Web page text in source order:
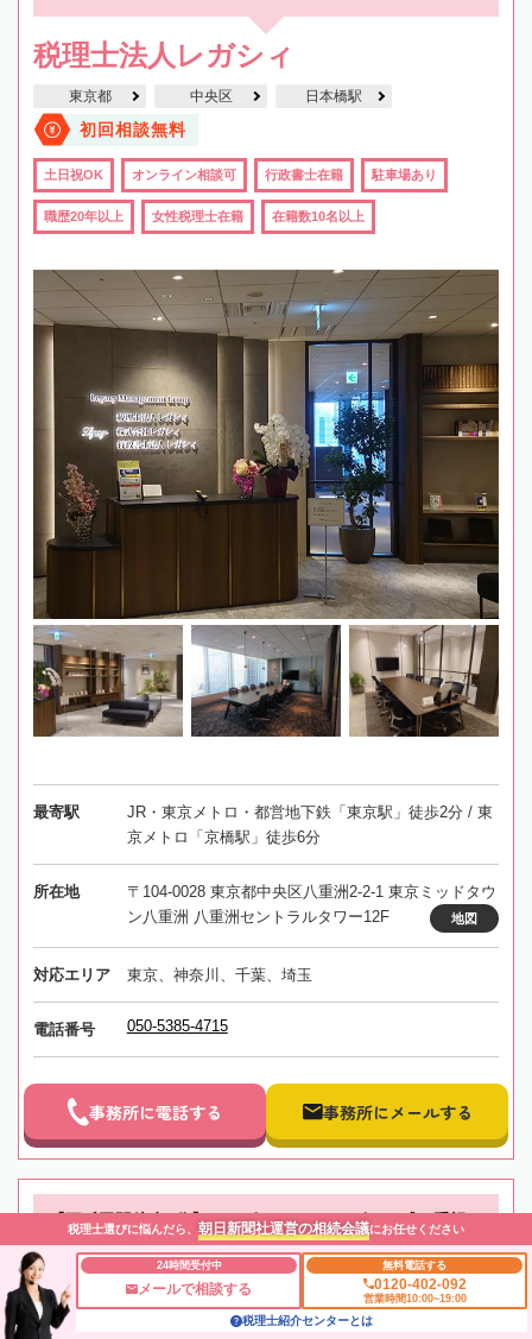
税理士法人レガシィ
東京都 中央区 日本橋駅
初回相談無料
土日祝OK オンライン相談可 行政書士在籍 駐車場あり
職歴20年以上 女性税理士在籍 在籍数10名以上
最寄駅
JR・東京メトロ・都営地下鉄「東京駅」徒歩2分 / 東
京メトロ「京橋駅」徒歩6分
所在地
〒104-0028 東京都中央区八重洲2-2-1 東京ミッドタウ
ン八重洲 八重洲セントラルタワー12F
地図
対応エリア 東京、神奈川、千葉、埼玉
電話番号 050-5385-4715
事務所に電話する 事務所にメールする
【五反田駅徒歩1分】ホスピタリティ×スピード感を重視し
た対応
ハートランド税理士法人 五反田オ
税理士選びに悩んだら、 朝日新聞社運営の相続会議にお任せください
24時間受付中
メールで相談する
無料電話する
0120-402-092
営業時間10:00~19:00
税理士紹介センターとは